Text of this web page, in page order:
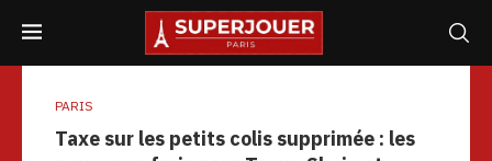
PARIS
Taxe sur les petits colis supprimée : les